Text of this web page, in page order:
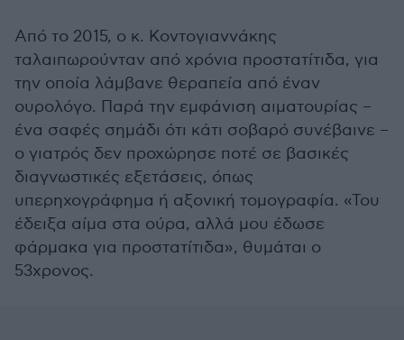
Από το 2015, ο κ. Κοντογιαννάκης
ταλαιπωρούνταν από χρόνια προστατίτιδα, για
την οποία λάμβανε θεραπεία από έναν
ουρολόγο. Παρά την εμφάνιση αιματουρίας –
ένα σαφές σημάδι ότι κάτι σοβαρό συνέβαινε –
ο γιατρός δεν προχώρησε ποτέ σε βασικές
διαγνωστικές εξετάσεις, όπως
υπερηχογράφημα ή αξονική τομογραφία. «Του
έδειξα αίμα στα ούρα, αλλά μου έδωσε
φάρμακα για προστατίτιδα», θυμάται ο
53χρονος.